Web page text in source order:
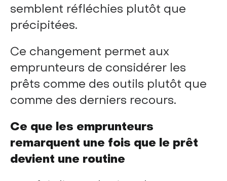
semblent réfléchies plutôt que
précipitées.
Ce changement permet aux
emprunteurs de considérer les
prêts comme des outils plutôt que
comme des derniers recours.
Ce que les emprunteurs
remarquent une fois que le prêt
devient une routine